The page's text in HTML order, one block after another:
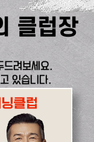
클럽장
드려보세요.
있습니다.